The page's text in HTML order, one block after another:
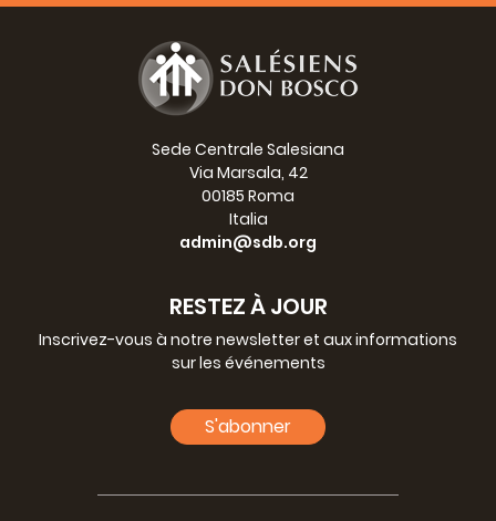
Sede Centrale Salesiana
Via Marsala, 42
00185 Roma
Italia
admin@sdb.org
RESTEZ À JOUR
Inscrivez-vous à notre newsletter et aux informations
sur les événements
S'abonner